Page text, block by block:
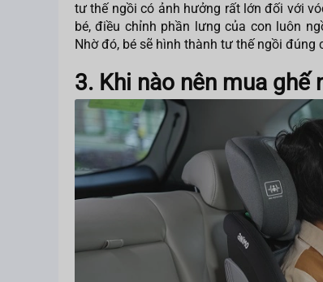
tư thế ngồi có ảnh hưởng rất lớn đối với
bé, điều chỉnh phần lưng của con luôn
Nhờ đó, bé sẽ hình thành tư thế ngồi
3. Khi nào nên mua ghế